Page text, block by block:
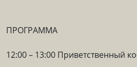
ПРОГРАММА
12:00 – 13:00 Приветственный